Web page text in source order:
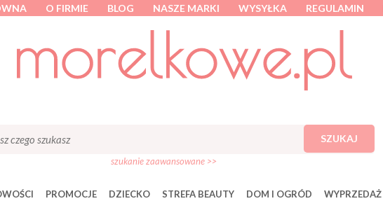
O FIRMIE BLOG NASZE MARKI WYSYŁKA REGULAMIN
SZUKAJ
szukanie zaawansowane >>
PROMOCJE DZIECKO STREFA BEAUTY DOM I OGRÓD WYPRZEDAŻ